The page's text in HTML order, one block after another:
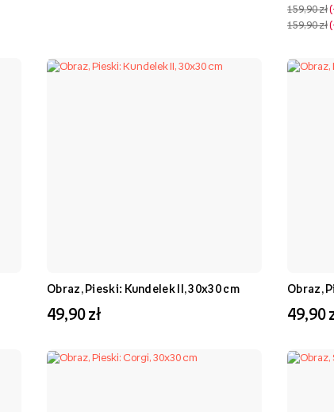
159,90 zł
159,90 zł
Obraz, Pieski: Kundelek II, 30x30 cm
49,90 zł
Obraz,
49,90